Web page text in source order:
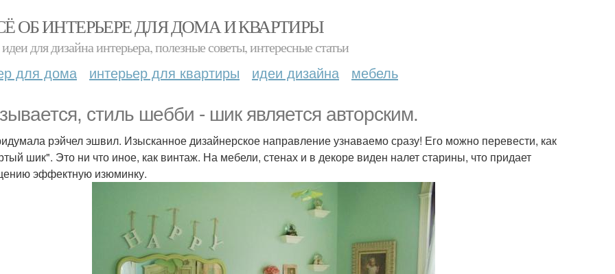
ОБ ИНТЕРЬЕРЕ ДЛЯ ДОМА И КВАРТИРЫ
для дизайна интерьера, полезные советы, интересные статьи
для дома интерьер для квартиры идеи дизайна мебель
стиль шебби - шик является авторским.
рэйчел эшвил. Изысканное дизайнерское направление узнаваемо сразу! Его можно перевести, как
шик". Это ни что иное, как винтаж. На мебели, стенах и в декоре виден налет старины, что придает
эффектную изюминку.